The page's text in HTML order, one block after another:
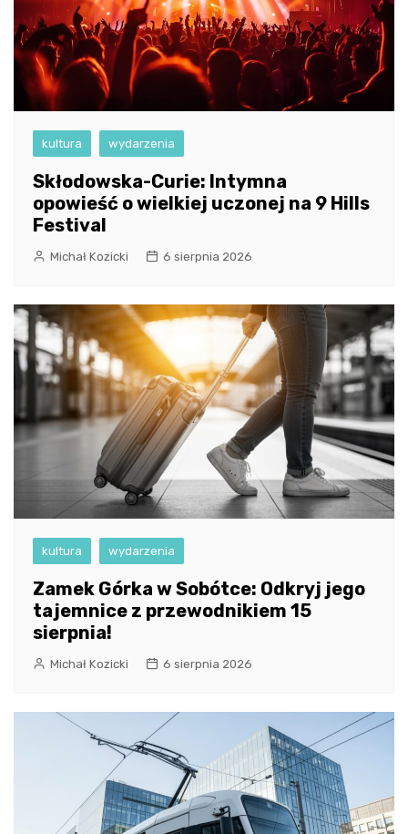
kultura wydarzenia
Skłodowska-Curie: Intymna
opowieść o wielkiej uczonej na 9 Hills
Festival
Michał Kozicki 6 sierpnia 2026
kultura wydarzenia
Zamek Górka w Sobótce: Odkryj jego
tajemnice z przewodnikiem 15
sierpnia!
Michał Kozicki 6 sierpnia 2026